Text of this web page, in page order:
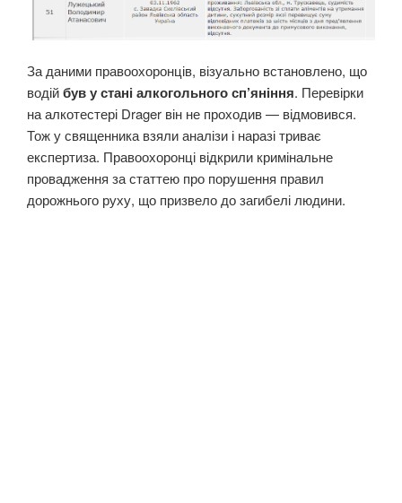
За даними правоохоронців, візуально встановлено, що
водійбув у стані алкогольного сп’яніння. Перевірки
на алкотестері Drager він не проходив — відмовився.
Тож у священника взяли аналізи і наразі триває
експертиза. Правоохоронці відкрили кримінальне
провадження за статтею про порушення правил
дорожнього руху, що призвело до загибелі людини.